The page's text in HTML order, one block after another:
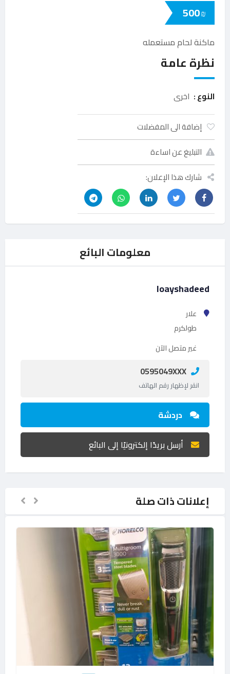
500₪
ماكنة لحام مستعمله
نظرة عامة
النوع : اخرى
إضافة الى المفضلات
التبليغ عن اساءة
شارك هذا الإعلان:
معلومات البائع
loayshadeed
علار
طولكرم
غير متصل الآن
0595049XXX
انقر لإظهار رقم الهاتف
دردشة
أرسل بريدًا إلكترونيًا إلى البائع
إعلانات ذات صلة